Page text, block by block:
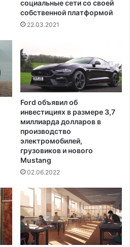
социальные сети со своей
собственной платформой
22.03.2021
Ford объявил об
инвестициях в размере 3,7
миллиарда долларов в
производство
электромобилей,
грузовиков и нового
Mustang
02.06.2022